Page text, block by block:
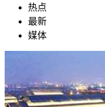
热点
最新
媒体